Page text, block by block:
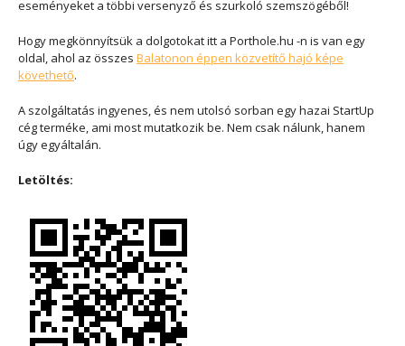
eseményeket a többi versenyző és szurkoló szemszögéből!
Hogy megkönnyítsük a dolgotokat itt a Porthole.hu -n is van egy
oldal, ahol az összes Balatonon éppen közvetítő hajó képe
követhető.
A szolgáltatás ingyenes, és nem utolsó sorban egy hazai StartUp
cég terméke, ami most mutatkozik be. Nem csak nálunk, hanem
úgy egyáltalán.
Letöltés: